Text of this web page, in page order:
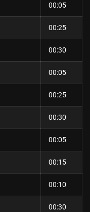
00:05
00:25
00:30
00:05
00:25
00:30
00:05
00:15
00:10
00:30